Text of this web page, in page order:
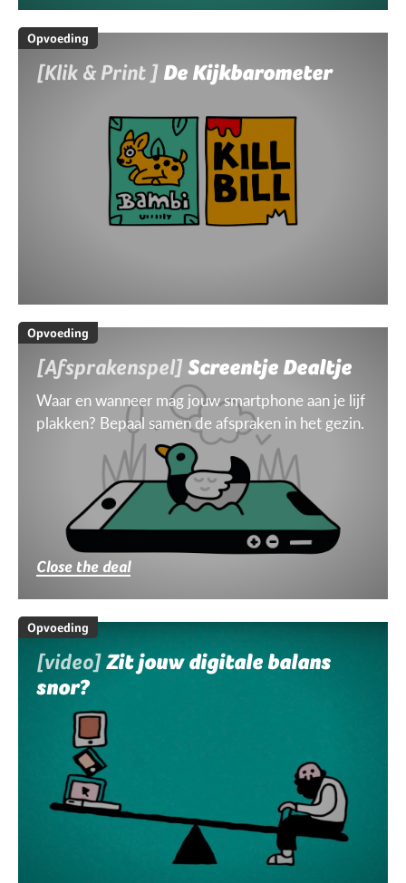
Opvoeding
[Klik & Print ] De Kijkbarometer
Opvoeding
[Afsprakenspel]Screentje Dealtje
Waar en wanneer mag jouw smartphone aan je lijf
plakken? Bepaal samen de afspraken in het gezin.
Close the deal
Opvoeding
[video]Zit jouw digitale balans
snor?